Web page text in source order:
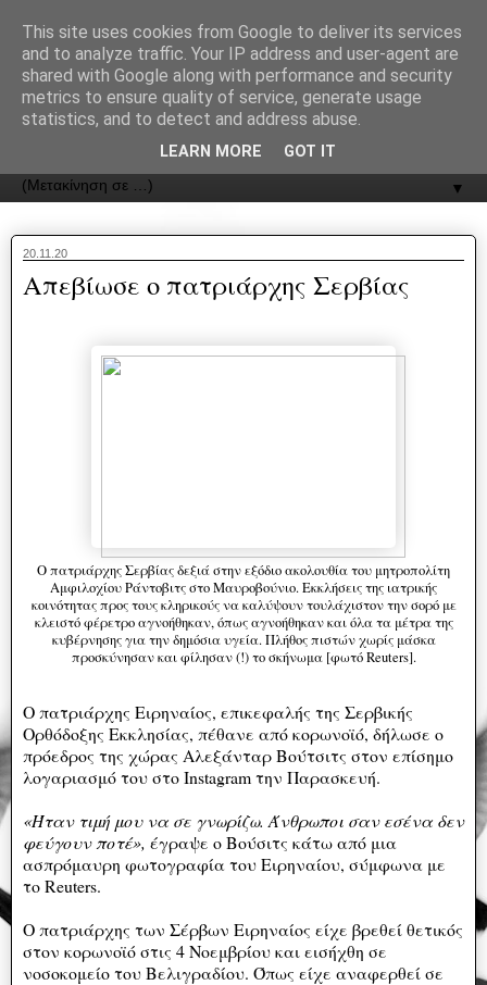
ΟΔΟΣ
▼
20.11.20
Απεβίωσε ο πατριάρχης Σερβίας
Ο πατριάρχης Σερβίας δεξιά στην εξόδιο ακολουθία του μητροπολίτη
Αμφιλοχίου Ράντοβιτς στο Μαυροβούνιο. Εκκλήσεις της ιατρικής
κοινότητας προς τους κληρικούς να καλύψουν τουλάχιστον την σορό με
κλειστό φέρετρο αγνοήθηκαν, όπως αγνοήθηκαν και όλα τα μέτρα της
κυβέρνησης για την δημόσια υγεία. Πλήθος πιστών χωρίς μάσκα
προσκύνησαν και φίλησαν (!) το σκήνωμα [φωτό Reuters].
Ο πατριάρχης Ειρηναίος, επικεφαλής της Σερβικής
Ορθόδοξης Εκκλησίας, πέθανε από κορωνοϊό, δήλωσε ο
πρόεδρος της χώρας Αλεξάνταρ Βούτσιτς στον επίσημο
λογαριασμό του στο Instagram την Παρασκευή.
«Ήταν τιμή μου να σε γνωρίζω. Άνθρωποι σαν εσένα δεν
φεύγουν ποτέ», έγραψε ο Βούσιτς κάτω από μια
ασπρόμαυρη φωτογραφία του Ειρηναίου, σύμφωνα με
το Reuters.
Ο πατριάρχης των Σέρβων Ειρηναίος είχε βρεθεί θετικός
στον κορωνοϊό στις 4 Νοεμβρίου και εισήχθη σε
νοσοκομείο του Βελιγραδίου. Όπως είχε αναφερθεί σε
This site uses cookies from Google to deliver its services
and to analyze traffic. Your IP address and user-agent are
shared with Google along with performance and security
metrics to ensure quality of service, generate usage
statistics, and to detect and address abuse.
LEARN MORE GOT IT